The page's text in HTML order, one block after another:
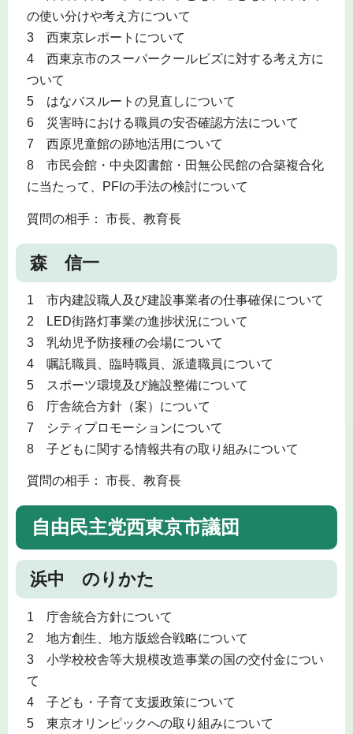
の使い分けや考え方について
3 西東京レポートについて
4 西東京市のスーパークールビズに対する考え方に
ついて
5 はなバスルートの見直しについて
6 災害時における職員の安否確認方法について
7 西原児童館の跡地活用について
8 市民会館・中央図書館・田無公民館の合築複合化
に当たって、PFIの手法の検討について
質問の相手： 市長、教育長
森 信一
1 市内建設職人及び建設事業者の仕事確保について
2 LED街路灯事業の進捗状況について
3 乳幼児予防接種の会場について
4 嘱託職員、臨時職員、派遣職員について
5 スポーツ環境及び施設整備について
6 庁舎統合方針（案）について
7 シティプロモーションについて
8 子どもに関する情報共有の取り組みについて
質問の相手： 市長、教育長
自由民主党西東京市議団
浜中 のりかた
1 庁舎統合方針について
2 地方創生、地方版総合戦略について
3 小学校校舎等大規模改造事業の国の交付金につい
て
4 子ども・子育て支援政策について
5 東京オリンピックへの取り組みについて